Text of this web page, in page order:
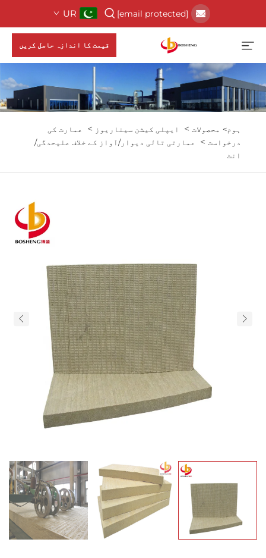
[email protected]
UR
قیمت کا اندازہ حاصل کریں
ہوم> محصولات> ایپلی کیشن سیناریوز >
عمارت کی
درخواست>
عمارتی تالی دیوار/آواز کے خلاف علیحدگی/
انٹ